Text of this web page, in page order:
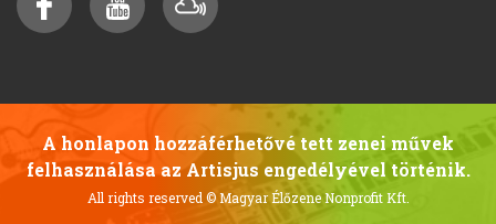
A honlapon hozzáférhetővé tett zenei művek
felhasználása az Artisjus engedélyével történik.
All rights reserved © Magyar Élőzene Nonprofit Kft.